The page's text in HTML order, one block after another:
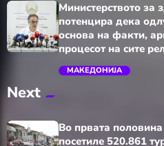
trending_flat
Министерството за
потенцира дека
основа на факти,
процесот на сите
МАКЕДОНИЈА
Next
Во првата половина
посетиле 520.861